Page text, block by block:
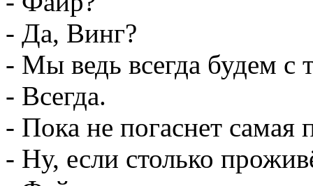
- Да, Винг?
- Мы ведь всегда будем с
- Всегда.
- Пока не погаснет самая
- Ну, если столько